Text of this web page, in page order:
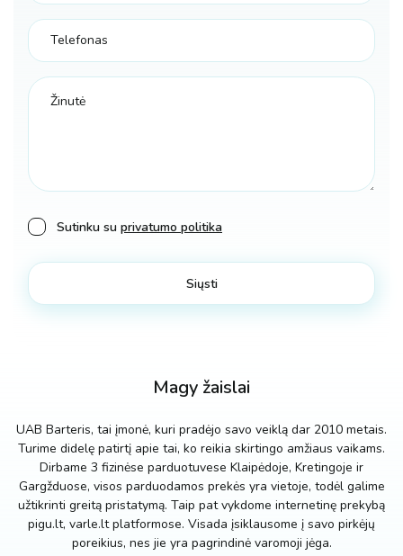
Sutinku su privatumo politika
Magy žaislai
UAB Barteris, tai įmonė, kuri pradėjo savo veiklą dar 2010 metais.
Turime didelę patirtį apie tai, ko reikia skirtingo amžiaus vaikams.
Dirbame 3 fizinėse parduotuvese Klaipėdoje, Kretingoje ir
Gargžduose, visos parduodamos prekės yra vietoje, todėl galime
užtikrinti greitą pristatymą. Taip pat vykdome internetinę prekybą
pigu.lt, varle.lt platformose. Visada įsiklausome į savo pirkėjų
poreikius, nes jie yra pagrindinė varomoji jėga.